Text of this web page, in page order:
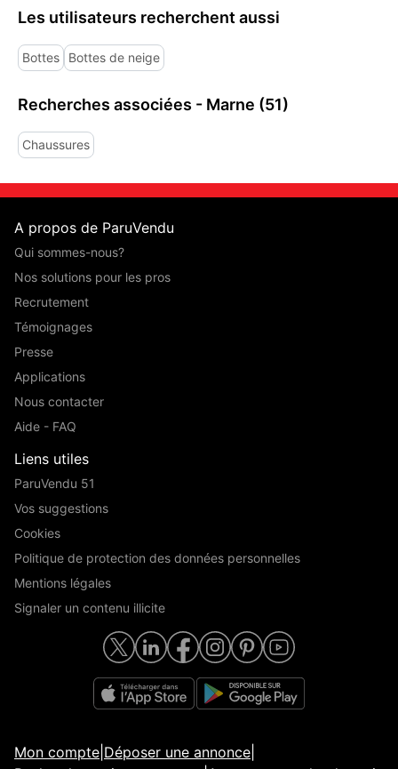
Les utilisateurs recherchent aussi
Bottes Bottes de neige
Recherches associées - Marne (51)
Chaussures
A propos de ParuVendu
Qui sommes-nous?
Nos solutions pour les pros
Recrutement
Témoignages
Presse
Applications
Nous contacter
Aide - FAQ
Liens utiles
ParuVendu 51
Vos suggestions
Cookies
Politique de protection des données personnelles
Mentions légales
Signaler un contenu illicite
Mon compte Déposer une annonce